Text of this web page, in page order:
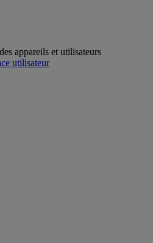
appareils et utilisateurs
utilisateur